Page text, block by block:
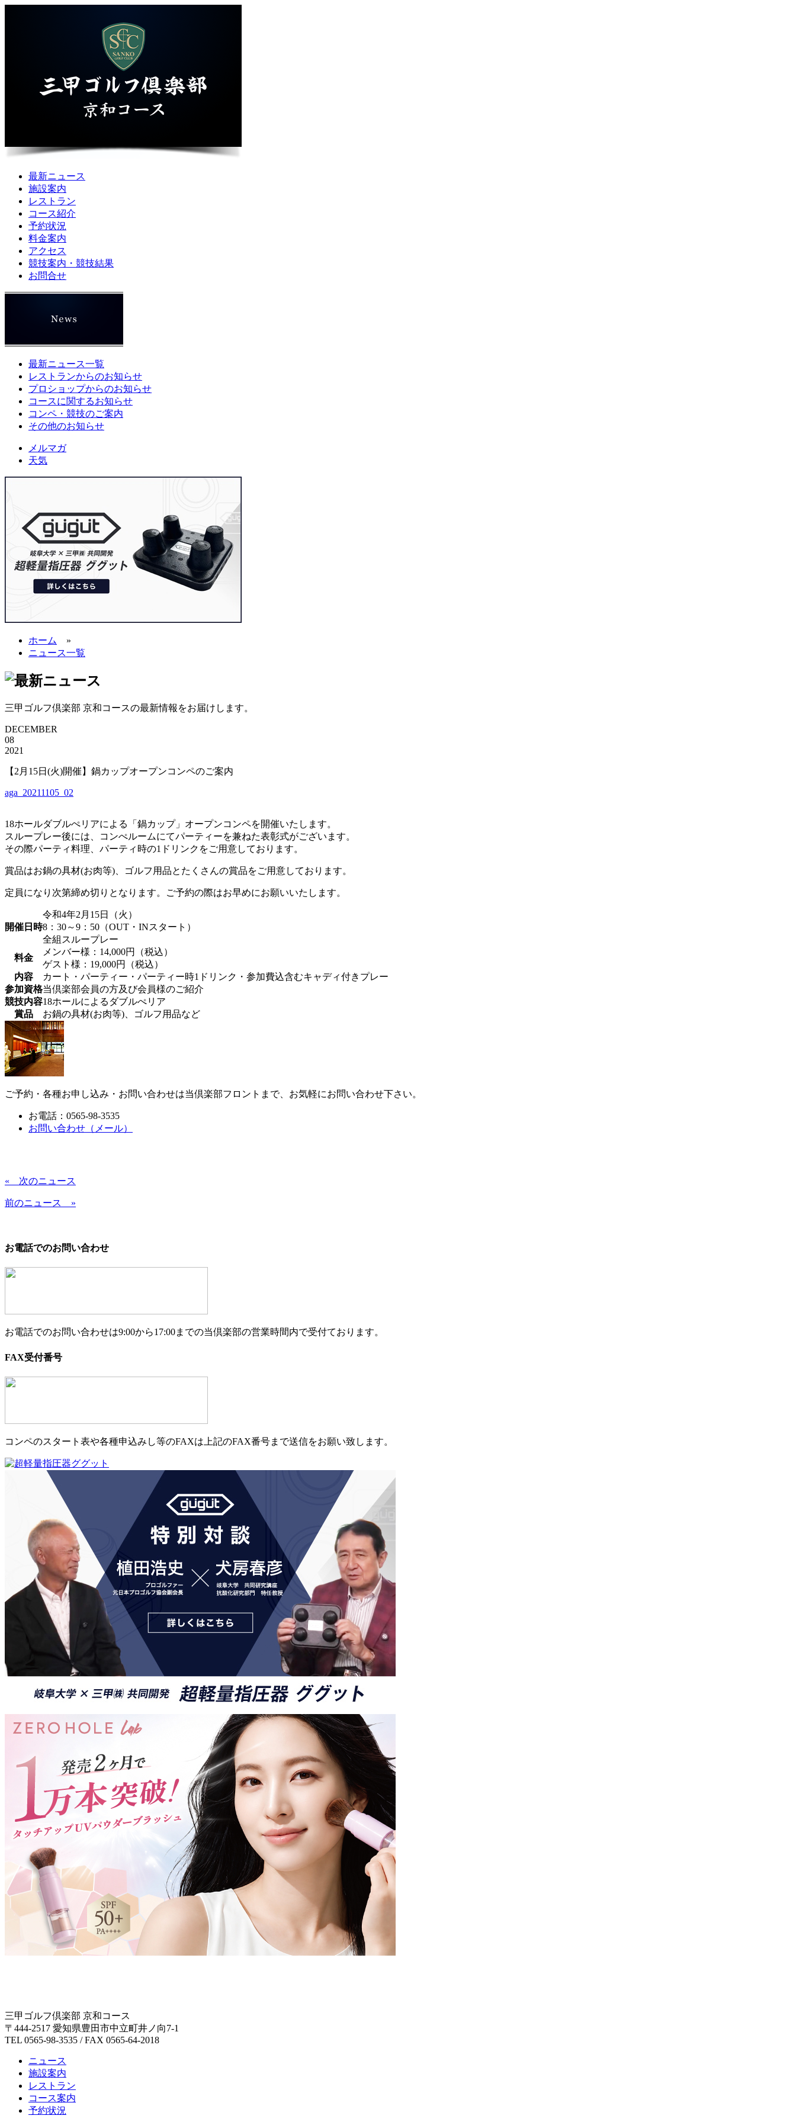
最新ニュース
施設案内
レストラン
コース紹介
予約状況
料金案内
アクセス
競技案内・競技結果
お問合せ
最新ニュース一覧
レストランからのお知らせ
プロショップからのお知らせ
コースに関するお知らせ
コンペ・競技のご案内
その他のお知らせ
メルマガ
天気
ホーム
»
ニュース一覧
三甲ゴルフ倶楽部 京和コースの最新情報をお届けします。
DECEMBER
08
2021
【2月15日(火)開催】鍋カップオープンコンペのご案内
aga_20211105_02
18ホールダブルぺリアによる「鍋カップ」オープンコンペを開催いたします。
スループレー後には、コンぺルームにてパーティーを兼ねた表彰式がございます。
その際パーティ料理、パーティ時の1ドリンクをご用意しております。
賞品はお鍋の具材(お肉等)、ゴルフ用品とたくさんの賞品をご用意しております。
定員になり次第締め切りとなります。ご予約の際はお早めにお願いいたします。
開催日時
令和4年2月15日（火）
8：30～9：50（OUT・INスタート）
全組スループレー
料金
メンバー様：14,000円（税込）
ゲスト様：19,000円（税込）
内容
カート・パーティー・パーティー時1ドリンク・参加費込含むキャディ付きプレー
参加資格当倶楽部会員の方及び会員様のご紹介
競技内容18ホールによるダブルぺリア
賞品
お鍋の具材(お肉等)、ゴルフ用品など
ご予約・各種お申し込み・お問い合わせは当倶楽部フロントまで、お気軽にお問い合わせ下さい。
お電話：0565-98-3535
お問い合わせ（メール）
« 次のニュース
前のニュース »
お電話でのお問い合わせ
お電話でのお問い合わせは9:00から17:00までの当倶楽部の営業時間内で受付ております。
FAX受付番号
コンペのスタート表や各種申込みし等のFAXは上記のFAX番号まで送信をお願い致します。
三甲ゴルフ倶楽部 京和コース
〒444-2517 愛知県豊田市中立町井ノ向7-1
TEL 0565-98-3535 / FAX 0565-64-2018
ニュース
施設案内
レストラン
コース案内
予約状況